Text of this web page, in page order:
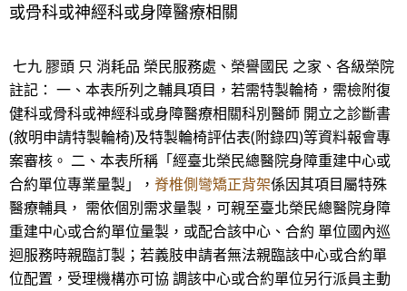
或骨科或神經科或身障醫療相關
七九 膠頭 只 消耗品 榮民服務處、榮譽國民 之家、各級榮院
註記： 一、本表所列之輔具項目，若需特製輪椅，需檢附復
健科或骨科或神經科或身障醫療相關科別醫師 開立之診斷書
(敘明申請特製輪椅)及特製輪椅評估表(附錄四)等資料報會專
案審核。 二、本表所稱「經臺北榮民總醫院身障重建中心或
合約單位專業量製」， 脊椎側彎矯正背架係因其項目屬特殊
醫療輔具， 需依個別需求量製，可親至臺北榮民總醫院身障
重建中心或合約單位量製，或配合該中心、合約 單位國內巡
迴服務時親臨訂製；若義肢申請者無法親臨該中心或合約單
位配置，受理機構亦可協 調該中心或合約單位另行派員主動